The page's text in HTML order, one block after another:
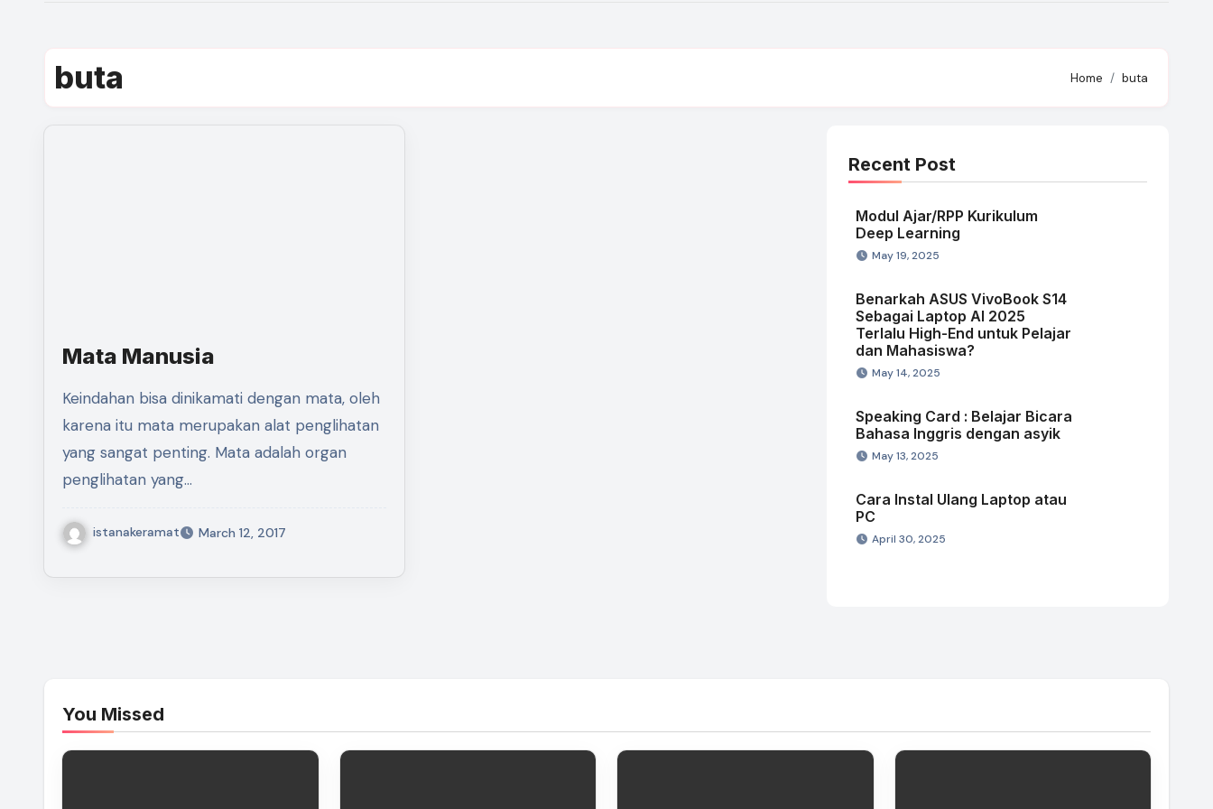
buta Home buta
Mata Manusia
Keindahan bisa dinikamati dengan mata, oleh
karena itu mata merupakan alat penglihatan
yang sangat penting. Mata adalah organ
penglihatan yang…
istanakeramat March 12, 2017
Recent Post
Modul Ajar/RPP Kurikulum
Deep Learning
May 19, 2025
Benarkah ASUS VivoBook S14
Sebagai Laptop AI 2025
Terlalu High-End untuk Pelajar
dan Mahasiswa?
May 14, 2025
Speaking Card : Belajar Bicara
Bahasa Inggris dengan asyik
May 13, 2025
Cara Instal Ulang Laptop atau
PC
April 30, 2025
You Missed